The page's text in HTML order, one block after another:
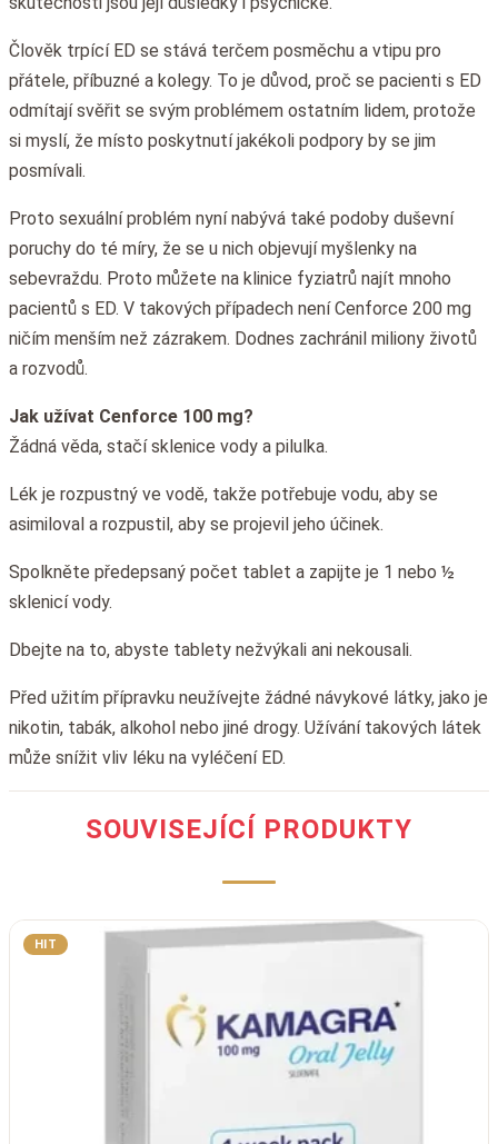
Člověk trpící ED se stává terčem posměchu a vtipu pro
přátele, příbuzné a kolegy. To je důvod, proč se pacienti s ED
odmítají svěřit se svým problémem ostatním lidem, protože
si myslí, že místo poskytnutí jakékoli podpory by se jim
posmívali.
Proto sexuální problém nyní nabývá také podoby duševní
poruchy do té míry, že se u nich objevují myšlenky na
sebevraždu. Proto můžete na klinice fyziatrů najít mnoho
pacientů s ED. V takových případech není Cenforce 200 mg
ničím menším než zázrakem. Dodnes zachránil miliony životů
a rozvodů.
Jak užívat Cenforce 100 mg?
Žádná věda, stačí sklenice vody a pilulka.
Lék je rozpustný ve vodě, takže potřebuje vodu, aby se
asimiloval a rozpustil, aby se projevil jeho účinek.
Spolkněte předepsaný počet tablet a zapijte je 1 nebo ½
sklenicí vody.
Dbejte na to, abyste tablety nežvýkali ani nekousali.
Před užitím přípravku neužívejte žádné návykové látky, jako je
nikotin, tabák, alkohol nebo jiné drogy. Užívání takových látek
může snížit vliv léku na vyléčení ED.
SOUVISEJÍCÍ PRODUKTY
HIT